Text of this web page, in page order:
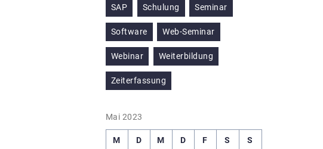
SAP Schulung Seminar
Software Web-Seminar
Webinar Weiterbildung
Zeiterfassung
Mai 2023
M D M D F S S